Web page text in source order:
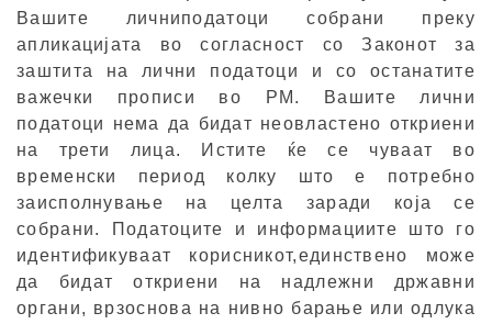
Вашите личниподатоци собрани преку
апликацијата во согласност со Законот за
заштита на лични податоци и со останатите
важечки прописи во РМ. Вашите лични
податоци нема да бидат неовластено откриени
на трети лица. Истите ќе се чуваат во
временски период колку што е потребно
заисполнување на целта заради која се
собрани. Податоците и информациите што го
идентификуваат корисникот,единствено може
да бидат откриени на надлежни државни
органи, врзоснова на нивно барање или одлука